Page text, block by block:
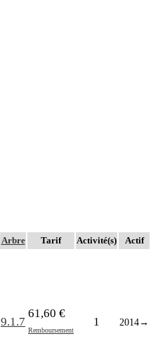
Arbre Tarif Activité(s) Actif
9.1.7
61,60 €
Remboursement
1 2014→